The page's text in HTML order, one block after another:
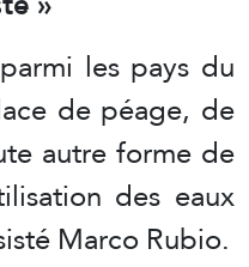
les pays du
de péage, de
autre forme de
des eaux
Marco Rubio.